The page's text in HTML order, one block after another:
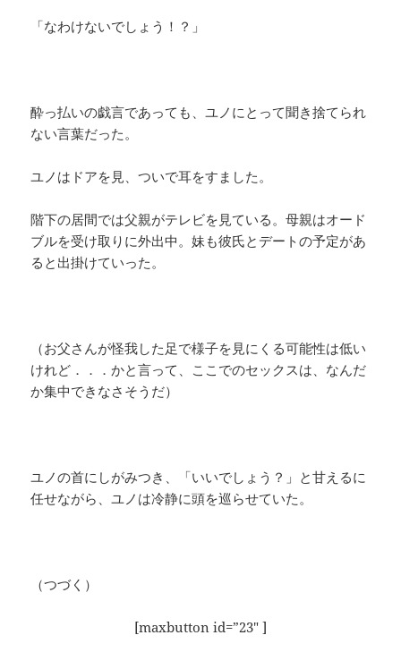
「なわけないでしょう！？」
酔っ払いの戯言であっても、ユノにとって聞き捨てられ
ない言葉だった。
ユノはドアを見、ついで耳をすました。
階下の居間では父親がテレビを見ている。母親はオード
ブルを受け取りに外出中。妹も彼氏とデートの予定があ
ると出掛けていった。
（お父さんが怪我した足で様子を見にくる可能性は低い
けれど．．．かと言って、ここでのセックスは、なんだ
か集中できなさそうだ）
ユノの首にしがみつき、「いいでしょう？」と甘えるに
任せながら、ユノは冷静に頭を巡らせていた。
（つづく）
[maxbutton id=”23″ ]